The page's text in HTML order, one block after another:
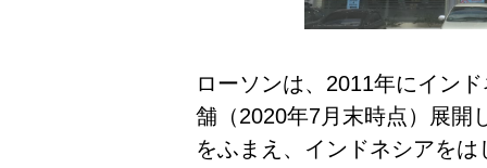
ローソンは、2011年にイン
舗（2020年7月末時点）展開
をふまえ、インドネシアを